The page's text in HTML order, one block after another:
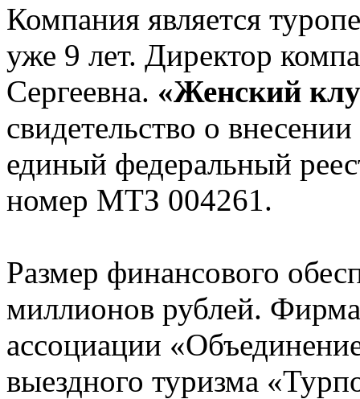
Компания является
уже 9 лет. Директор
Сергеевна. «Женский
свидетельство о
единый федеральный
номер МТЗ 004261.
Размер финансового
миллионов рублей. Фирма
ассоциации
выездного туризма